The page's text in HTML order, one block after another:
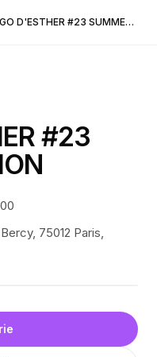
BINGO D'ESTHER #23 SUMMER EDITION
#23
75012 Paris,